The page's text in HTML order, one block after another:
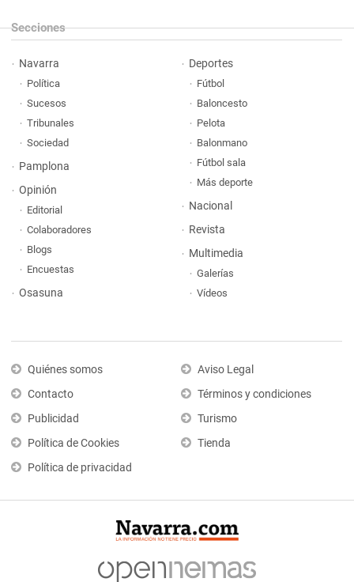
Secciones
Navarra
Política
Sucesos
Tribunales
Sociedad
Pamplona
Opinión
Editorial
Colaboradores
Blogs
Encuestas
Osasuna
Deportes
Fútbol
Baloncesto
Pelota
Balonmano
Fútbol sala
Más deporte
Nacional
Revista
Multimedia
Galerías
Vídeos
Quiénes somos
Contacto
Publicidad
Política de Cookies
Política de privacidad
Aviso Legal
Términos y condiciones
Turismo
Tienda